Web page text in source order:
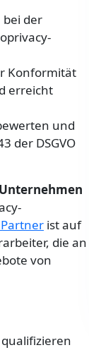
der
Konformität
erreicht
und
der DSGVO
ist auf
die an
von